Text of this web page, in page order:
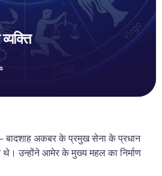
बादशाह अकबर के प्रमुख सेना के प्रधान
थे। उन्होंने आमेर के मुख्य महल का निर्माण